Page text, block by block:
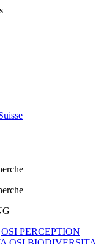
OSI PERCEPTION